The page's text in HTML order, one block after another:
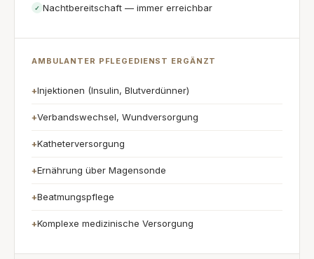
✓ Nachtbereitschaft — immer erreichbar
AMBULANTER PFLEGEDIENST ERGÄNZT
+Injektionen (Insulin, Blutverdünner)
+Verbandswechsel, Wundversorgung
+Katheterversorgung
+Ernährung über Magensonde
+Beatmungspflege
+Komplexe medizinische Versorgung